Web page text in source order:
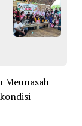
Meunasah